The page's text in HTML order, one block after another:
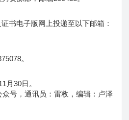
书电子版网上投递至以下邮箱：
。
月30日。
众号，通讯员：雷敉，编辑：卢泽